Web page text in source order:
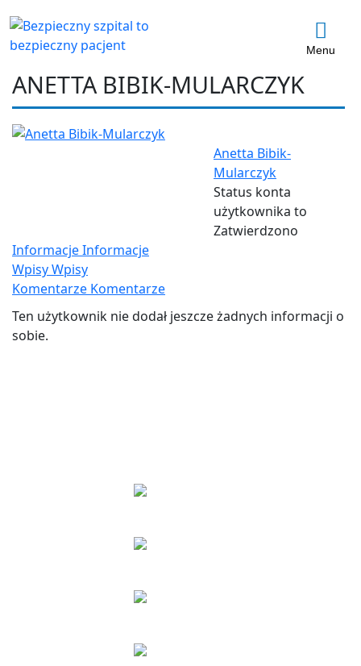
Menu
ANETTA BIBIK-MULARCZYK
Anetta Bibik-
Mularczyk
Status konta
użytkownika to
Zatwierdzono
InformacjeInformacje
WpisyWpisy
Komentarze Komentarze
Ten użytkownik nie dodał jeszcze żadnych informacji o
sobie.